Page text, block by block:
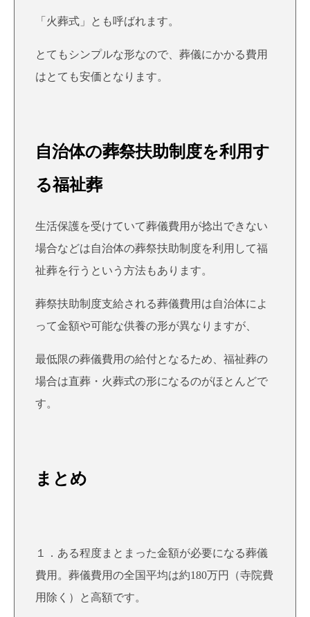
「火葬式」とも呼ばれます。
とてもシンプルな形なので、葬儀にかかる費用
はとても安価となります。
自治体の葬祭扶助制度を利用す
る福祉葬
生活保護を受けていて葬儀費用が捻出できない
場合などは自治体の葬祭扶助制度を利用して福
祉葬を行うという方法もあります。
葬祭扶助制度支給される葬儀費用は自治体によ
って金額や可能な供養の形が異なりますが、
最低限の葬儀費用の給付となるため、福祉葬の
場合は直葬・火葬式の形になるのがほとんどで
す。
まとめ
１．ある程度まとまった金額が必要になる葬儀
費用。葬儀費用の全国平均は約180万円（寺院費
用除く）と高額です。